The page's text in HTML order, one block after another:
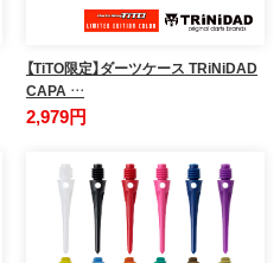
【TiTO限定】ダーツケース TRiNiDAD
CAPA …
2,979円